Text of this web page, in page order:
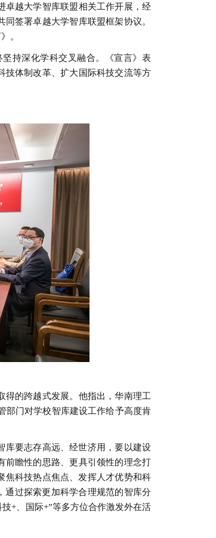
越大学智库联盟相关工作开展，经
签署卓越大学智库联盟框架协议。
。
持深化学科交叉融合。《宣言》表
技体制改革、扩大国际科技交流等方
的跨越式发展。他指出，华南理工
门对学校智库建设工作给予高度肯
要志存高远、经世济用，要以建设
前瞻性的思路、更具引领性的理念打
焦科技热点焦点、发挥人才优势和科
通过探索更加科学合理规范的智库分
+、国际+”等多方位合作激发外在活